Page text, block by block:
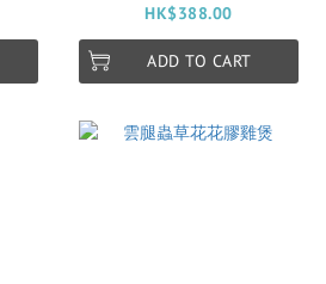
HK$388.00
ADD TO CART